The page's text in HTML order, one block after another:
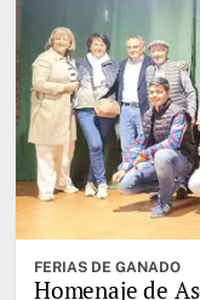
FERIAS DE GANADO
Homenaje de